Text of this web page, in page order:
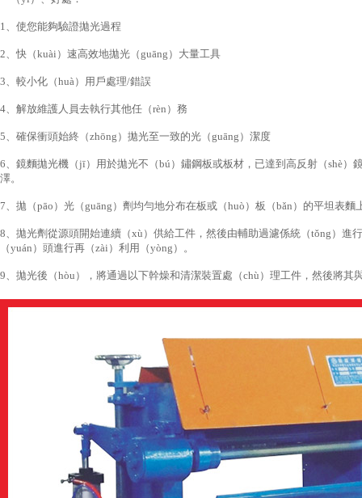
1、使您能夠驗證拋光過程
2、快（kuài）速高效地拋光（guāng）大量工具
3、較小化（huà）用戶處理/錯誤
4、解放維護人員去執行其他任（rèn）務
5、確保衝頭始終（zhōng）拋光至一致的光（guāng）潔度
6、鏡麵拋光機（jī）用於拋光不（bú）鏽鋼板或板材，已達到高反射（shè
澤。
7、拋（pāo）光（guāng）劑均勻地分布在板或（huò）板（bǎn）的平坦表
8、拋光劑從源頭開始連續（xù）供給工件，然後由輔助過濾係統（tǒng）進
（yuán）頭進行再（zài）利用（yòng）。
9、拋光後（hòu），將通過以下幹燥和清潔裝置處（chù）理工件，然後將